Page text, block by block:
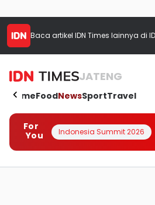
Baca artikel IDN Times lainnya di
JATENG
HomeFoodNewsSportTravel
For
You
Indonesia Summit 2026